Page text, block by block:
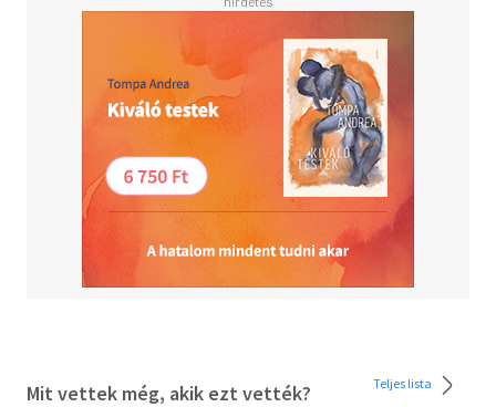
kérdezte őt.
Mit vettek még, akik ezt vették? Teljes lista